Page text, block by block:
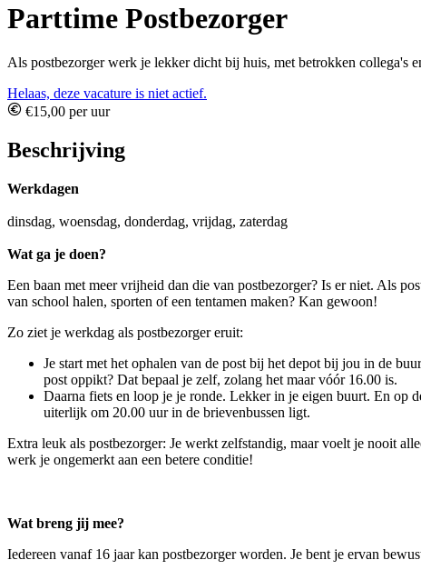
Parttime Postbezorger
Als postbezorger werk je lekker dicht bij huis, met betrokken collega's
Helaas, deze vacature is niet actief.
€15,00 per uur
Beschrijving
Werkdagen
dinsdag, woensdag, donderdag, vrijdag, zaterdag
Wat ga je doen?
Een baan met meer vrijheid dan die van postbezorger? Is er niet. Als
van school halen, sporten of een tentamen maken? Kan gewoon!
Zo ziet je werkdag als postbezorger eruit:
Je start met het ophalen van de post bij het depot bij jou in de
post oppikt? Dat bepaal je zelf, zolang het maar vóór 16.00 is.
Daarna fiets en loop je je ronde. Lekker in je eigen buurt. En op
uiterlijk om 20.00 uur in de brievenbussen ligt.
Extra leuk als postbezorger: Je werkt zelfstandig, maar voelt je nooit
werk je ongemerkt aan een betere conditie!
Wat breng jij mee?
Iedereen vanaf 16 jaar kan postbezorger worden. Je bent je ervan